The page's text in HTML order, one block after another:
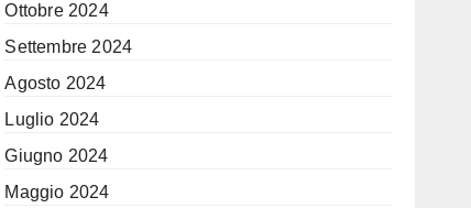
Ottobre 2024
Settembre 2024
Agosto 2024
Luglio 2024
Giugno 2024
Maggio 2024